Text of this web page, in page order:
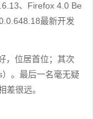
、Firefox 4.0 Be
最新开发
，位居首位；其次
。最后一名毫无疑
差很远。